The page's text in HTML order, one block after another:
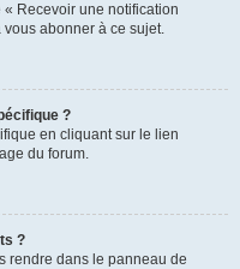
Recevoir une notification
vous abonner à ce sujet.
?
en cliquant sur le lien
du forum.
?
rendre dans le panneau de